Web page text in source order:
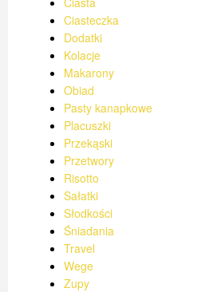
Ciasteczka
Dodatki
Kolacje
Makarony
Obiad
Pasty kanapkowe
Placuszki
Przekąski
Przetwory
Risotto
Sałatki
Słodkości
Śniadania
Travel
Wege
Zupy